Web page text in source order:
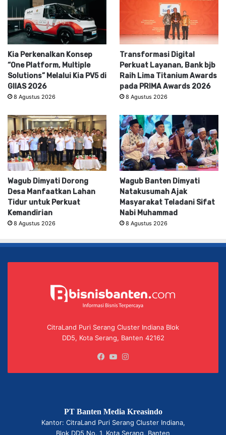
Kia Perkenalkan Konsep
“One Platform, Multiple
Solutions” Melalui Kia PV5 di
GIIAS 2026
8 Agustus 2026
Transformasi Digital
Perkuat Layanan, Bank bjb
Raih Lima Titanium Awards
pada PRIMA Awards 2026
8 Agustus 2026
Wagub Dimyati Dorong
Desa Manfaatkan Lahan
Tidur untuk Perkuat
Kemandirian
8 Agustus 2026
Wagub Banten Dimyati
Natakusumah Ajak
Masyarakat Teladani Sifat
Nabi Muhammad
8 Agustus 2026
CitraLand Puri Serang Cluster Indiana Blok
DD5, Kota Serang, Banten 42162
Facebook
YouTube
PT Banten Media Kreasindo
Kantor: CitraLand Puri Serang Cluster Indiana,
Blok DD5 No. 1, Kota Serang, Banten